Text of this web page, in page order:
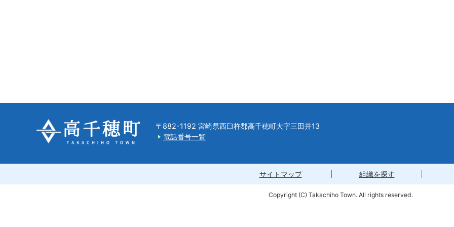
〒882-1192 宮崎県西臼杵郡高千穂町大字三田井13
電話番号一覧
サイトマップ 組織を探す
Copyright (C) Takachiho Town. All rights reserved.